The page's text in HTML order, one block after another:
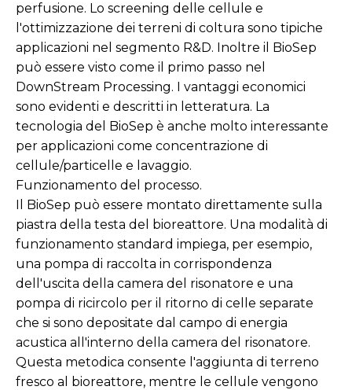
perfusione. Lo screening delle cellule e
l'ottimizzazione dei terreni di coltura sono tipiche
applicazioni nel segmento R&D. Inoltre il BioSep
può essere visto come il primo passo nel
DownStream Processing. I vantaggi economici
sono evidenti e descritti in letteratura. La
tecnologia del BioSep è anche molto interessante
per applicazioni come concentrazione di
cellule/particelle e lavaggio.
Funzionamento del processo.
Il BioSep può essere montato direttamente sulla
piastra della testa del bioreattore. Una modalità di
funzionamento standard impiega, per esempio,
una pompa di raccolta in corrispondenza
dell'uscita della camera del risonatore e una
pompa di ricircolo per il ritorno di celle separate
che si sono depositate dal campo di energia
acustica all'interno della camera del risonatore.
Questa metodica consente l'aggiunta di terreno
fresco al bioreattore, mentre le cellule vengono